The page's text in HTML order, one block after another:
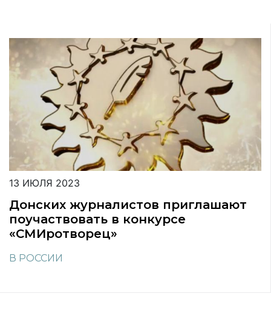
13 ИЮЛЯ 2023
Донских журналистов приглашают
поучаствовать в конкурсе
«СМИротворец»
В РОССИИ